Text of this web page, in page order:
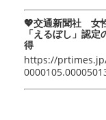
💖交通新聞社 女
「えるぼし」認
得
https://